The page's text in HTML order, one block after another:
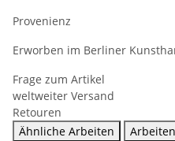
Provenienz
Erworben im Berliner
Frage zum Artikel
weltweiter Versand
Retouren
Ähnliche Arbeiten